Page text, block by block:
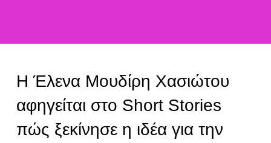
H Έλενα Μουδίρη Χασιώτου
αφηγείται στο Short Stories
πώς ξεκίνησε η ιδέα για την